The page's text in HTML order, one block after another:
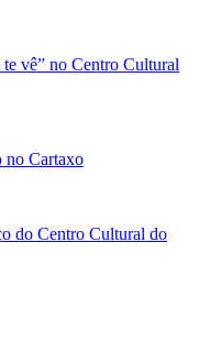
te vê” no Centro Cultural
no Cartaxo
do Centro Cultural do